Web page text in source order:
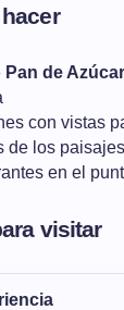
de Azúcar
con vistas
de los
en el
visitar